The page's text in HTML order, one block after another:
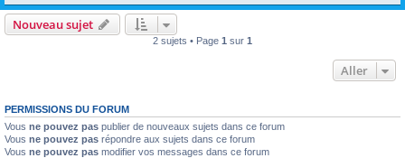
Nouveau sujet
2 sujets • Page 1 sur 1
Aller
PERMISSIONS DU FORUM
Vous ne pouvez pas publier de nouveaux sujets dans ce forum
Vous ne pouvez pas répondre aux sujets dans ce forum
Vous ne pouvez pas modifier vos messages dans ce forum